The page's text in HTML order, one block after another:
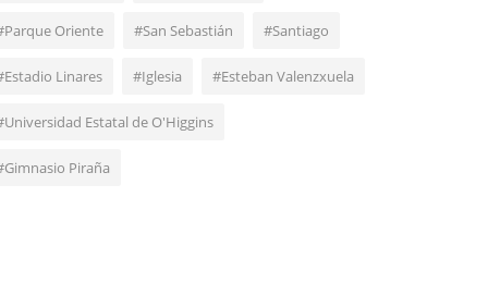
Oriente #San Sebastián #Santiago
Linares #Iglesia #Esteban Valenzxuela
Estatal de O'Higgins
Piraña